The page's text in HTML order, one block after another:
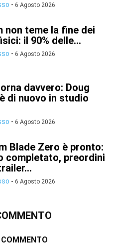
- 6 Agosto 2026
non teme la fine dei
il 90% delle...
- 6 Agosto 2026
davvero: Doug
di nuovo in studio
- 6 Agosto 2026
Blade Zero è pronto:
completato, preordini
- 6 Agosto 2026